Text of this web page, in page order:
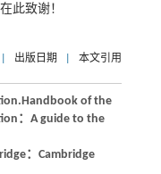
此致谢！
出版日期 本文引用
of the
：A guide to the
：Cambridge